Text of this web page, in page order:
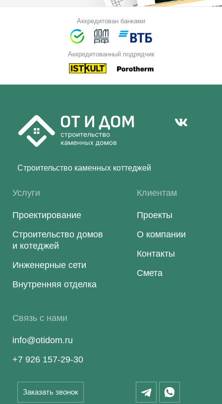
Аккредитован банками
Аккредитованный подрядчик
Строительство каменных коттеджей
Услуги
Проектирование
Строительство домов
и котеджей
Инженерные сети
Внутренняя отделка
Клиентам
Проекты
О компании
Контакты
Смета
Связь с нами
info@otidom.ru
+7 926 157-29-30
Заказать звонок